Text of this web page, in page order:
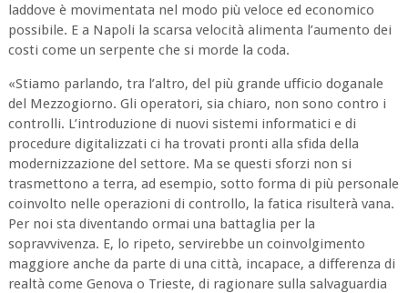
laddove è movimentata nel modo più veloce ed economico
possibile. E a Napoli la scarsa velocità alimenta l’aumento dei
costi come un serpente che si morde la coda.
«Stiamo parlando, tra l’altro, del più grande ufficio doganale
del Mezzogiorno. Gli operatori, sia chiaro, non sono contro i
controlli. L’introduzione di nuovi sistemi informatici e di
procedure digitalizzati ci ha trovati pronti alla sfida della
modernizzazione del settore. Ma se questi sforzi non si
trasmettono a terra, ad esempio, sotto forma di più personale
coinvolto nelle operazioni di controllo, la fatica risulterà vana.
Per noi sta diventando ormai una battaglia per la
sopravvivenza. E, lo ripeto, servirebbe un coinvolgimento
maggiore anche da parte di una città, incapace, a differenza di
realtà come Genova o Trieste, di ragionare sulla salvaguardia